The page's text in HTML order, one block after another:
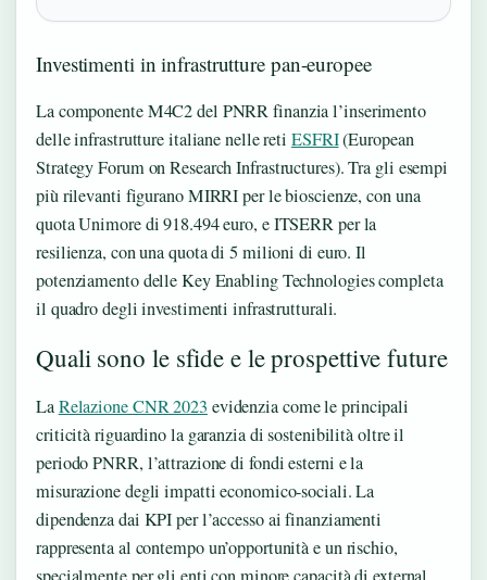
Investimenti in infrastrutture pan-europee
La componente M4C2 del PNRR finanzia l’inserimento
delle infrastrutture italiane nelle reti ESFRI(European
Strategy Forum on Research Infrastructures). Tra gli esempi
più rilevanti figurano MIRRI per le bioscienze, con una
quota Unimore di 918.494 euro, e ITSERR per la
resilienza, con una quota di 5 milioni di euro. Il
potenziamento delle Key Enabling Technologies completa
il quadro degli investimenti infrastrutturali.
Quali sono le sfide e le prospettive future
LaRelazione CNR 2023 evidenzia come le principali
criticità riguardino la garanzia di sostenibilità oltre il
periodo PNRR, l’attrazione di fondi esterni e la
misurazione degli impatti economico-sociali. La
dipendenza dai KPI per l’accesso ai finanziamenti
rappresenta al contempo un’opportunità e un rischio,